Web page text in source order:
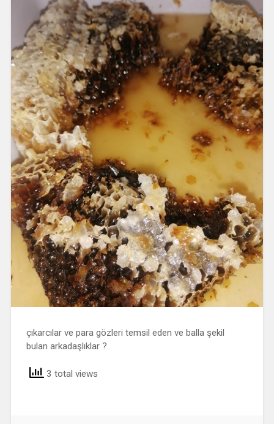
çıkarcılar ve para gözleri temsil eden ve balla şekil
bulan arkadaşlıklar ?
3 total views